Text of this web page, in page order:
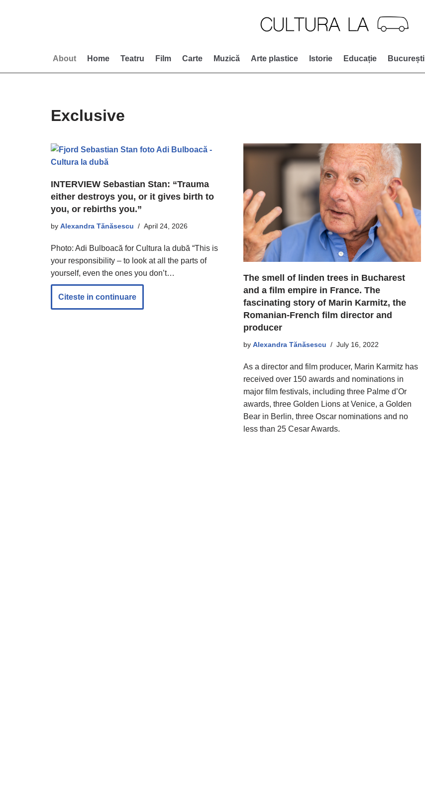
About Home Teatru Film Carte Muzică Arte plastice Istorie Educație București
Exclusive
INTERVIEW Sebastian Stan: “Trauma
either destroys you, or it gives birth to
you, or rebirths you.”
by Alexandra Tănăsescu April 24, 2026
Photo: Adi Bulboacă for Cultura la dubă “This is
your responsibility – to look at all the parts of
yourself, even the ones you don’t…
Citeste in continuare
The smell of linden trees in Bucharest
and a film empire in France. The
fascinating story of Marin Karmitz, the
Romanian-French film director and
producer
by Alexandra Tănăsescu July 16, 2022
As a director and film producer, Marin Karmitz has
received over 150 awards and nominations in
major film festivals, including three Palme d’Or
awards, three Golden Lions at Venice, a Golden
Bear in Berlin, three Oscar nominations and no
less than 25 Cesar Awards.